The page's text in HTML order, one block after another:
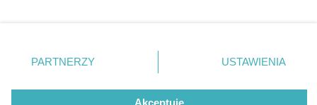
Gliwice
zmienić/wycofać klikając przycisk ustawień prywatności
znajdujący się w lewym dolnym rogu strony
rodzaje przetwarzania danych nie wymagają zgody
użytkownika, ale masz prawo sprzeciwić się takiemu
PARTNERZY USTAWIENIA
Akceptuję